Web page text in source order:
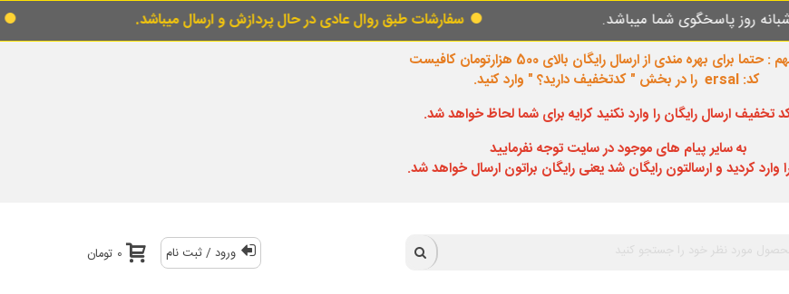
سفارشات طبق روال عادی در حال پردازش و ارسال میباشد.
برای خرید قسطی از قسط گو اینجارا
برای بهره مندی از ارسال رایگان بالای 500 هزارتومان کافیست
کد: ersal را در بخش " کدتخفیف دارید؟ " وارد کنید.
تخفیف ارسال رایگان را وارد نکنید کرایه برای شما لحاظ خواهد شد.
به سایر پیام های موجود در سایت توجه نفرمایید
وارد کردید و ارسالتون رایگان شد یعنی رایگان براتون ارسال خواهد شد.
ورود / ثبت نام 0 تومان